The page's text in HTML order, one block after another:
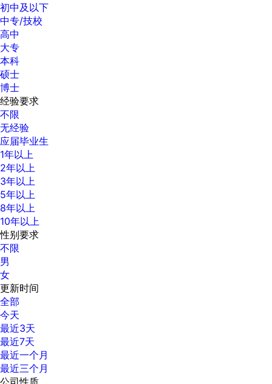
初中及以下
中专/技校
高中
大专
本科
硕士
博士
经验要求
不限
无经验
应届毕业生
1年以上
2年以上
3年以上
5年以上
8年以上
10年以上
性别要求
不限
男
女
更新时间
全部
今天
最近3天
最近7天
最近一个月
最近三个月